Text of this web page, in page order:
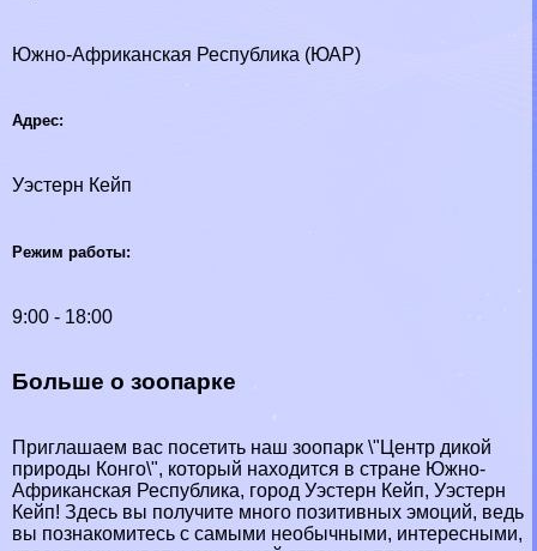
Южно-Африканская Республика (ЮАР)
Адрес:
Уэстерн Кейп
Режим работы:
9:00 - 18:00
Больше о зоопарке
Приглашаем вас посетить наш зоопарк \"Центр дикой
природы Конго\", который находится в стране Южно-
Африканская Республика, город Уэстерн Кейп, Уэстерн
Кейп! Здесь вы получите много позитивных эмоций, ведь
вы познакомитесь с самыми необычными, интересными,